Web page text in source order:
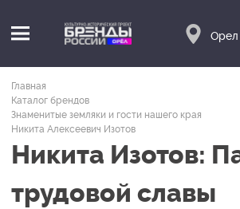
Орел
Главная
Каталог брендов
Знаменитые земляки и гости нашего края
Никита Алексеевич Изотов
Никита Изотов:
трудовой славы